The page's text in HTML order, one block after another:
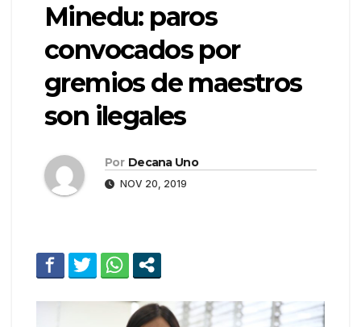
Minedu: paros
convocados por
gremios de maestros
son ilegales
Por Decana Uno
NOV 20, 2019